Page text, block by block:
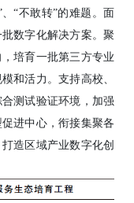
“不敢转”的难题。面
数字化解决方案。聚
培育一批第三方专业
和活力。支持高校、
测试验证环境，加强
进中心，衔接集聚各
造区域产业数字化创